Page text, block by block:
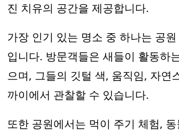
진 치유의 공간을 제공합니다.
가장 인기 있는 명소 중 하나는 공원
입니다. 방문객들은 새들이 활동하
으며, 그들의 깃털 색, 움직임, 자연
까이에서 관찰할 수 있습니다.
또한 공원에서는 먹이 주기 체험,